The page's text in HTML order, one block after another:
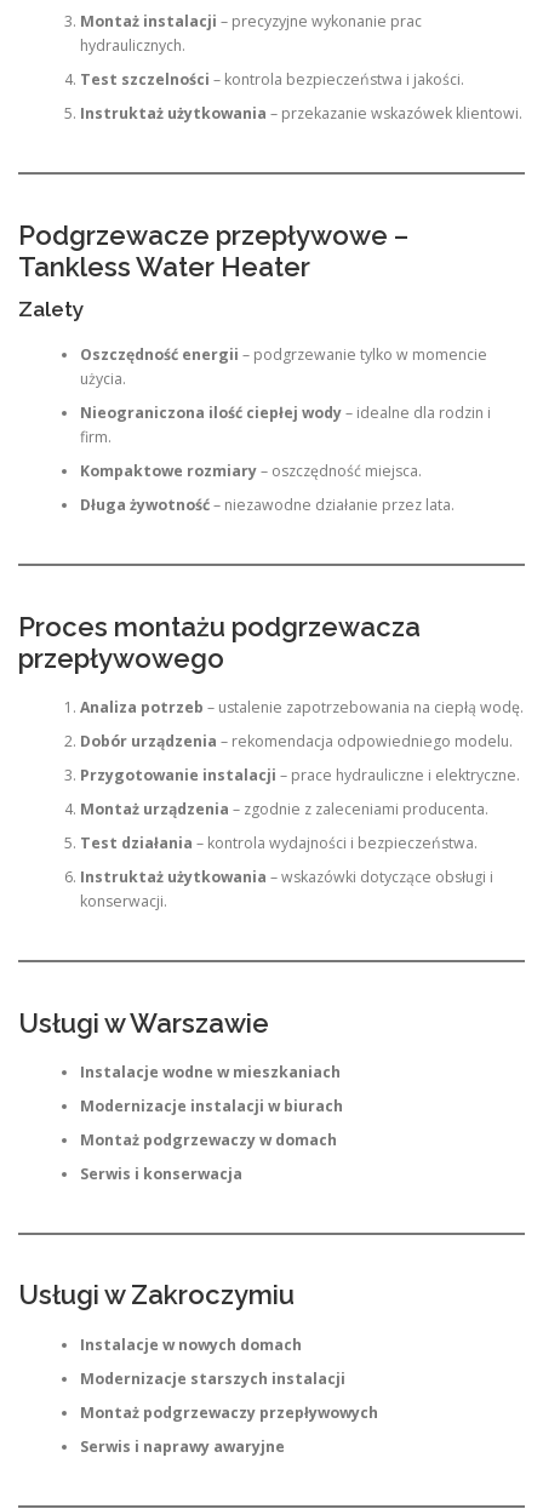
Montaż instalacji – precyzyjne wykonanie prac
hydraulicznych.
Test szczelności – kontrola bezpieczeństwa i jakości.
Instruktaż użytkowania – przekazanie wskazówek klientowi.
Podgrzewacze przepływowe –
Tankless Water Heater
Zalety
Oszczędność energii – podgrzewanie tylko w momencie
użycia.
Nieograniczona ilość ciepłej wody– idealne dla rodzin i
firm.
Kompaktowe rozmiary– oszczędność miejsca.
Długa żywotność– niezawodne działanie przez lata.
Proces montażu podgrzewacza
przepływowego
Analiza potrzeb – ustalenie zapotrzebowania na ciepłą wodę.
Dobór urządzenia – rekomendacja odpowiedniego modelu.
Przygotowanie instalacji – prace hydrauliczne i elektryczne.
Montaż urządzenia – zgodnie z zaleceniami producenta.
Test działania – kontrola wydajności i bezpieczeństwa.
Instruktaż użytkowania – wskazówki dotyczące obsługi i
konserwacji.
Usługi w Warszawie
Instalacje wodne w mieszkaniach
Modernizacje instalacji w biurach
Montaż podgrzewaczy w domach
Serwis i konserwacja
Usługi w Zakroczymiu
Instalacje w nowych domach
Modernizacje starszych instalacji
Montaż podgrzewaczy przepływowych
Serwis i naprawy awaryjne